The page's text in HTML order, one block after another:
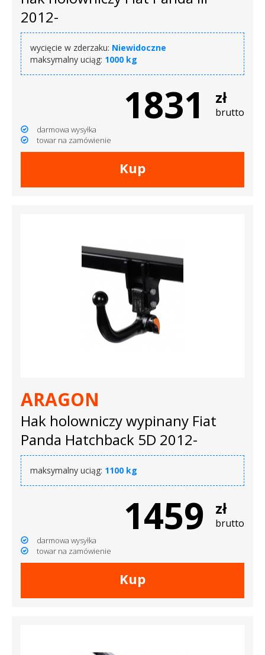
2012-
wycięcie w zderzaku: Niewidoczne
maksymalny uciąg: 1000 kg
1831 zł
brutto
darmowa wysyłka
towar na zamówienie
Kup
ARAGON
Hak holowniczy wypinany Fiat
Panda Hatchback 5D 2012-
maksymalny uciąg: 1100 kg
1459 zł
brutto
darmowa wysyłka
towar na zamówienie
Kup